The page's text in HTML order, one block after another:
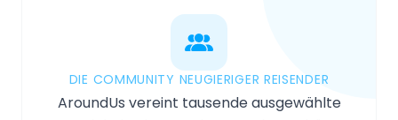
DIE COMMUNITY NEUGIERIGER REISENDER
AroundUs vereint tausende ausgewählte